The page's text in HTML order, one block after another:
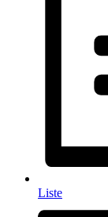
Liste